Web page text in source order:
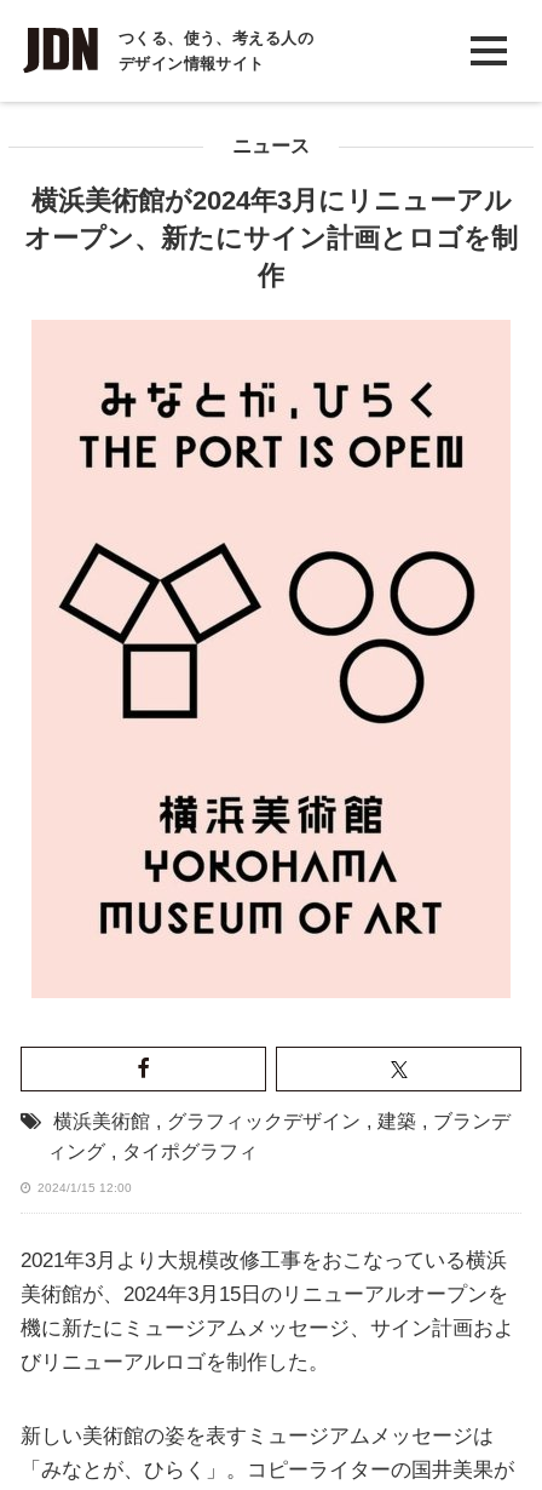
つくる、使う、考える人の
デザイン情報サイト
INTERVIEW
インタビュー
COLUMN
ニュース
横浜美術館が2024年3月にリニューアル
オープン、新たにサイン計画とロゴを制
作
横浜美術館 , グラフィックデザイン , 建築 , ブランデ
ィング , タイポグラフィ
2024/1/15 12:00
2021年3月より大規模改修工事をおこなっている横浜
美術館が、2024年3月15日のリニューアルオープンを
機に新たにミュージアムメッセージ、サイン計画およ
びリニューアルロゴを制作した。
新しい美術館の姿を表すミュージアムメッセージは
「みなとが、ひらく」。コピーライターの国井美果が